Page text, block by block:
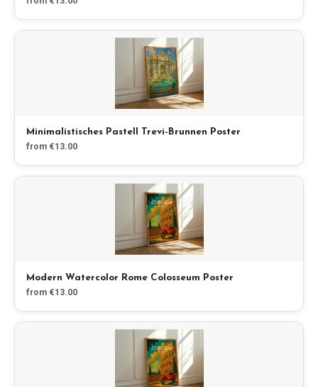
Minimalistisches Pastell Trevi-Brunnen Poster
from €13.00
Modern Watercolor Rome Colosseum Poster
from €13.00